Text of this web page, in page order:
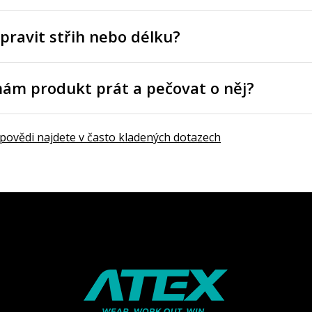
střih nebo délku?
produkt prát a pečovat o něj?
najdete v často kladených dotazech